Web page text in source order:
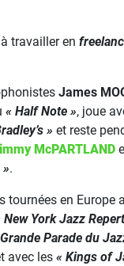
travailler en
James
« Half Note », joue
» et reste
McPARTLAND
.
tournées en Europe
New York Jazz
Parade du
avec les « Kings of